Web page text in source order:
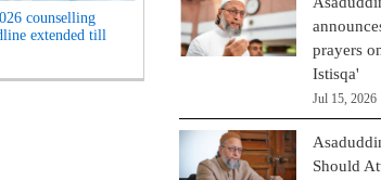
counselling
extended till
prayers
Istisqa'
Jul 15, 2026
Should